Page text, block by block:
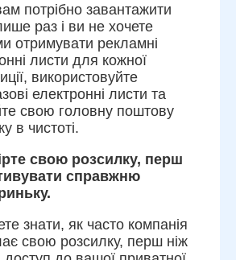
потрібно завантажити
раз і ви не хочете
отримувати рекламні
листи для кожної
використовуйте
електронні листи та
свою головну поштову
в чистоті.
свою розсилку, перш
справжню
знати, як часто компанія
свою розсилку, перш ніж